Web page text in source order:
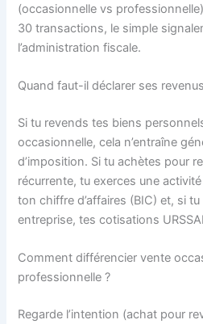
(occasionnelle vs
30 transactions, le simple
l’administration fiscale.
Quand faut-il déclarer ses
Si tu revends tes biens
occasionnelle, cela n’entraîne
d’imposition. Si tu achètes pour
récurrente, tu exerces une
ton chiffre d’affaires (BIC) et, si
entreprise, tes cotisations
Comment différencier vente
professionnelle ?
Regarde l’intention (achat pour